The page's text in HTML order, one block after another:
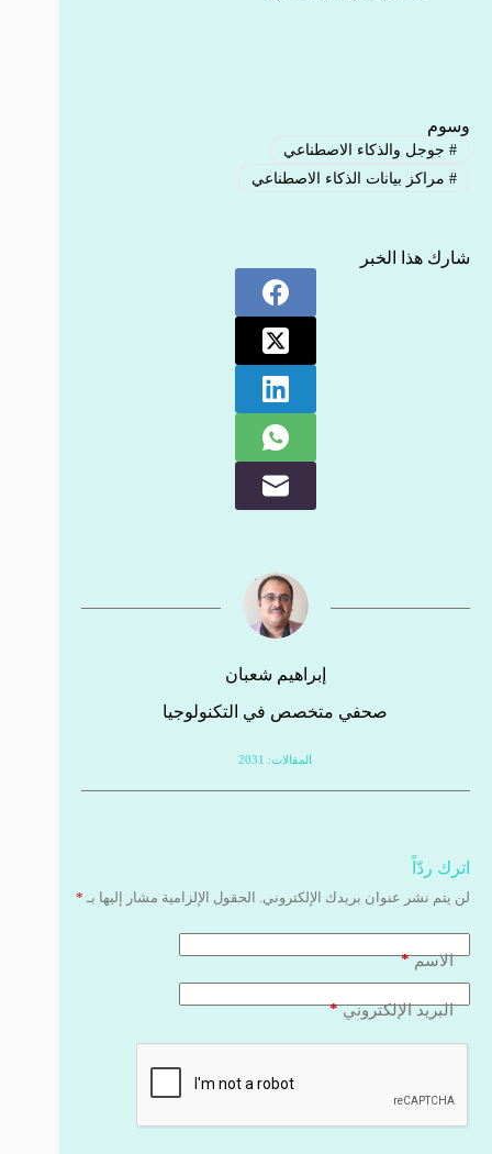
وسوم
#جوجل والذكاء الاصطناعي
#مراكز بيانات الذكاء الاصطناعي
شارك هذا الخبر
إبراهيم شعبان
صحفي متخصص في التكنولوجيا
المقالات: 2031
اترك ردّاً
لن يتم نشر عنوان بريدك الإلكتروني. الحقول الإلزامية مشار إليها بـ *
الاسم*
البريد الإلكتروني*